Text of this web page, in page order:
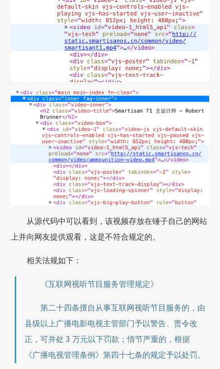
从源代码中可以看到，该视频存放在锤子自己的网站
上并向网友提供观看，这是不符合规定的。
相关法规如下：
《互联网视听节目服务管理规定》
第二十四条擅自从事互联网视听节目服务的，由
县级以上广播电影电视主管部门予以警告、责令改
正，可并处 3 万元以下罚款；情节严重的，根据
《广播电视管理条例》第四十七条的规定予以处罚。